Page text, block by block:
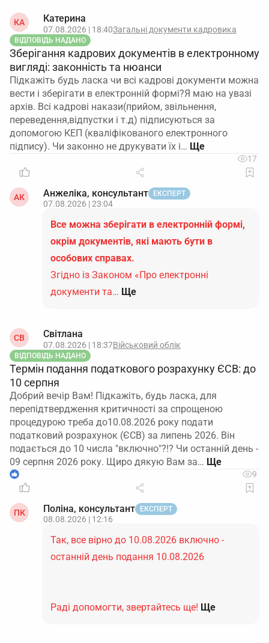
КА Катерина
07.08.2026 | 18:40Загальні документи кадровика
ВІДПОВІДЬ НАДАНО
Зберігання кадрових документів в електронному
вигляді: законність та нюанси
Підкажіть будь ласка чи всі кадрові документи можна
вести і зберігати в електронній формі?Я маю на увазі
архів. Всі кадрові накази(прийом, звільнення,
переведення,відпустки і т.д) підписуються за
допомогою КЕП (кваліфікованого електронного
підпису). Чи законно не друкувати їх і…
17
АК Анжеліка, консультант ЕКСПЕРТ
07.08.2026 | 23:04
Все можна зберігати в електронній формі,
окрім документів, які мають бути в
особових справах.
Згідно із Законом «Про електронні
документи та… Ще
СВ Світлана
07.08.2026 | 18:37Військовий облік
ВІДПОВІДЬ НАДАНО
Термін подання податкового розрахунку ЄСВ: до
10 серпня
Добрий вечір Вам! Підкажіть, будь ласка, для
перепідтвердження критичності за спрощеною
процедурою треба до10.08.2026 року подати
податковий розрахунок (ЄСВ) за липень 2026. Він
подається до 10 числа "включно"?!? Чи останній день -
09 серпня 2026 року. Щиро дякую Вам за…
1 9
ПК Поліна, консультант ЕКСПЕРТ
08.08.2026 | 12:16
Так, все вірно до 10.08.2026 включно -
останній день подання 10.08.2026
Раді допомогти, звертайтесь ще! Ще